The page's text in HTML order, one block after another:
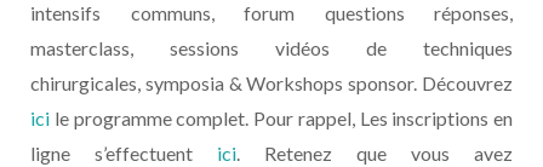
intensifs communs, forum questions réponses,
masterclass, sessions vidéos de techniques
chirurgicales, symposia & Workshops sponsor. Découvrez
ici le programme complet. Pour rappel, Les inscriptions en
ligne s’effectuent ici. Retenez que vous avez